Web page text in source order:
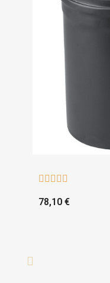
    
78,10 €